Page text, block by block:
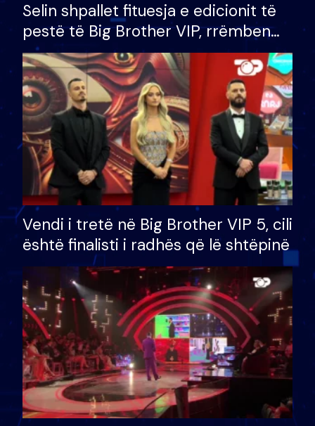
Selin shpallet fituesja e edicionit të
pestë të Big Brother VIP, rrëmben
çmimin e madh prej 100 mijë eurosh
Vendi i tretë në Big Brother VIP 5, cili
është finalisti i radhës që lë shtëpinë